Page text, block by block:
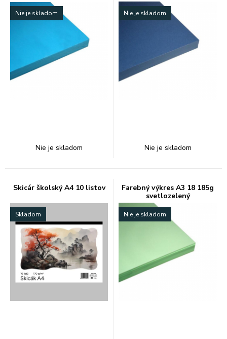
Nie je skladom
Nie je skladom
Nie je skladom
Nie je skladom
Skicár školský A4 10 listov
Skladom
Farebný výkres A3 18 185g
svetlozelený
Nie je skladom